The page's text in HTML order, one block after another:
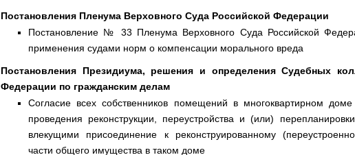
Постановления Пленума Верховного Суда Российской Федерации
Постановление № 33 Пленума Верховного Суда Российской
применения судами норм о компенсации морального вреда
Постановления Президиума, решения и определения Судебных
Федерации по гражданским делам
Согласие всех собственников помещений в многоквартирном
проведения реконструкции, переустройства и (или)
влекущими присоединение к реконструированному
части общего имущества в таком доме